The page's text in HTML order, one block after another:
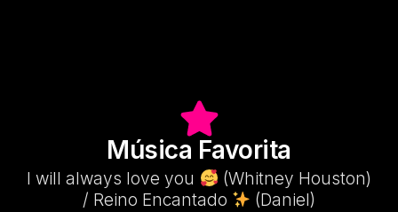
Música Favorita
I will always love you
(Whitney Houston)
/ Reino Encantado
(Daniel)